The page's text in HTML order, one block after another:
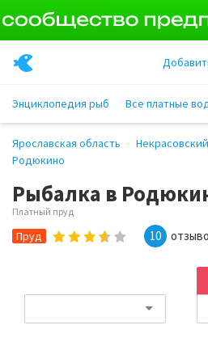
Энциклопедия рыб Все платные
Ярославская область
Родюкино
Рыбалка в
Платный пруд
Пруд 10